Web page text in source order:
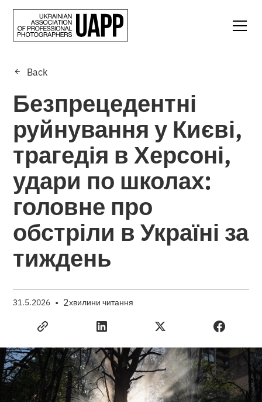
Back
Безпрецедентні
руйнування у Києві,
трагедія в Херсоні,
удари по школах:
головне про
обстріли в Україні за
тиждень
31.5.2026 • 2хвилини читання